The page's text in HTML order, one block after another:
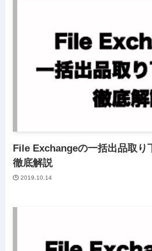
File Exchangeの一括出品取り
徹底解説
2019.10.14